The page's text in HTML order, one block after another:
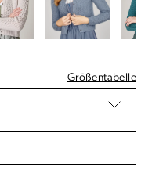
Größentabelle